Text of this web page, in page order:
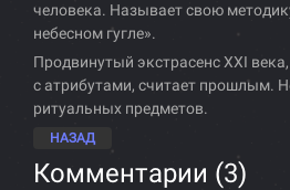
человека. Называет свою
небесном гугле».
Продвинутый экстрасенс XXI
с атрибутами, считает прошлым.
ритуальных предметов.
НАЗАД
Комментарии (3)